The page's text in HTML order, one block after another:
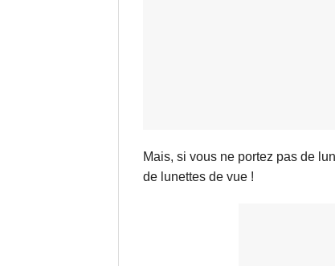
Mais, si vous ne portez pas de
de lunettes de vue !